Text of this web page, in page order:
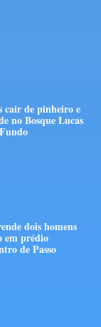
cair de pinheiro e
no Bosque Lucas
dois homens
em prédio
de Passo